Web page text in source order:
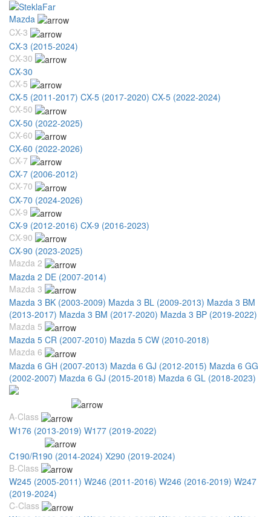
Mazda
CX-3
CX-3 (2015-2024)
CX-30
CX-30
CX-5
CX-5 (2011-2017) CX-5 (2017-2020) CX-5 (2022-2024)
CX-50
CX-50 (2022-2025)
CX-60
CX-60 (2022-2026)
CX-7
CX-7 (2006-2012)
CX-70
CX-70 (2024-2026)
CX-9
CX-9 (2012-2016) CX-9 (2016-2023)
CX-90
CX-90 (2023-2025)
Mazda 2
Mazda 2 DE (2007-2014)
Mazda 3
Mazda 3 BK (2003-2009) Mazda 3 BL (2009-2013) Mazda 3 BM
(2013-2017) Mazda 3 BM (2017-2020) Mazda 3 BP (2019-2022)
Mazda 5
Mazda 5 CR (2007-2010) Mazda 5 CW (2010-2018)
Mazda 6
Mazda 6 GH (2007-2013) Mazda 6 GJ (2012-2015) Mazda 6 GG
(2002-2007) Mazda 6 GJ (2015-2018) Mazda 6 GL (2018-2023)
A-Class
W176 (2013-2019) W177 (2019-2022)
C190/R190 (2014-2024) X290 (2019-2024)
B-Class
W245 (2005-2011) W246 (2011-2016) W246 (2016-2019) W247
(2019-2024)
C-Class